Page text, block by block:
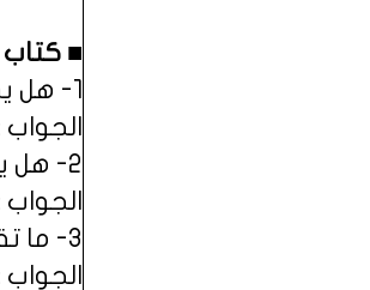
■ كتاب
1- هل يجوز للإنسان بيع الوقف ؟
2- هل يجوز للإنسان بيع الريحان ؟
الجواب
3- ما تقول في بيع أم عطية ؟